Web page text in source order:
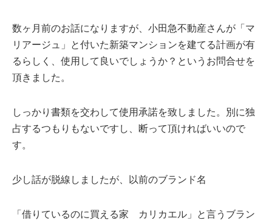
数ヶ月前のお話になりますが、小田急不動産さんが「マ
リアージュ」と付いた新築マンションを建てる計画が有
るらしく、使用して良いでしょうか？というお問合せを
頂きました。
しっかり書類を交わして使用承諾を致しました。別に独
占するつもりもないですし、断って頂ければいいので
す。
少し話が脱線しましたが、以前のブランド名
「借りているのに買える家 カリカエル」と言うブラン